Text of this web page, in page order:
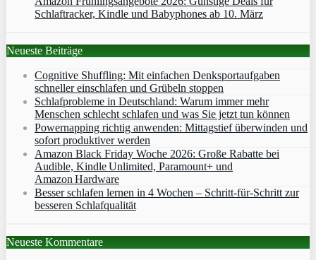
Schlaftracker, Kindle und Babyphones ab 10. März
Neueste Beiträge
Cognitive Shuffling: Mit einfachen Denksportaufgaben
schneller einschlafen und Grübeln stoppen
Schlafprobleme in Deutschland: Warum immer mehr
Menschen schlecht schlafen und was Sie jetzt tun können
Powernapping richtig anwenden: Mittagstief überwinden und
sofort produktiver werden
Amazon Black Friday Woche 2026: Große Rabatte bei
Audible, Kindle Unlimited, Paramount+ und
Amazon Hardware
Besser schlafen lernen in 4 Wochen – Schritt‑für‑Schritt zur
besseren Schlafqualität
Neueste Kommentare